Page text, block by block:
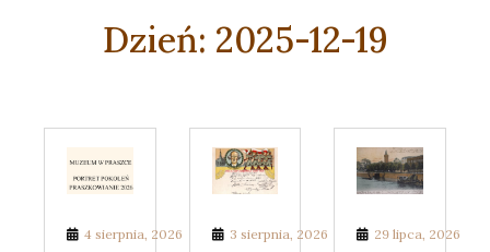
Dzień: 2025-12-19
4 sierpnia, 2026 3 sierpnia, 2026 29 lipca, 2026